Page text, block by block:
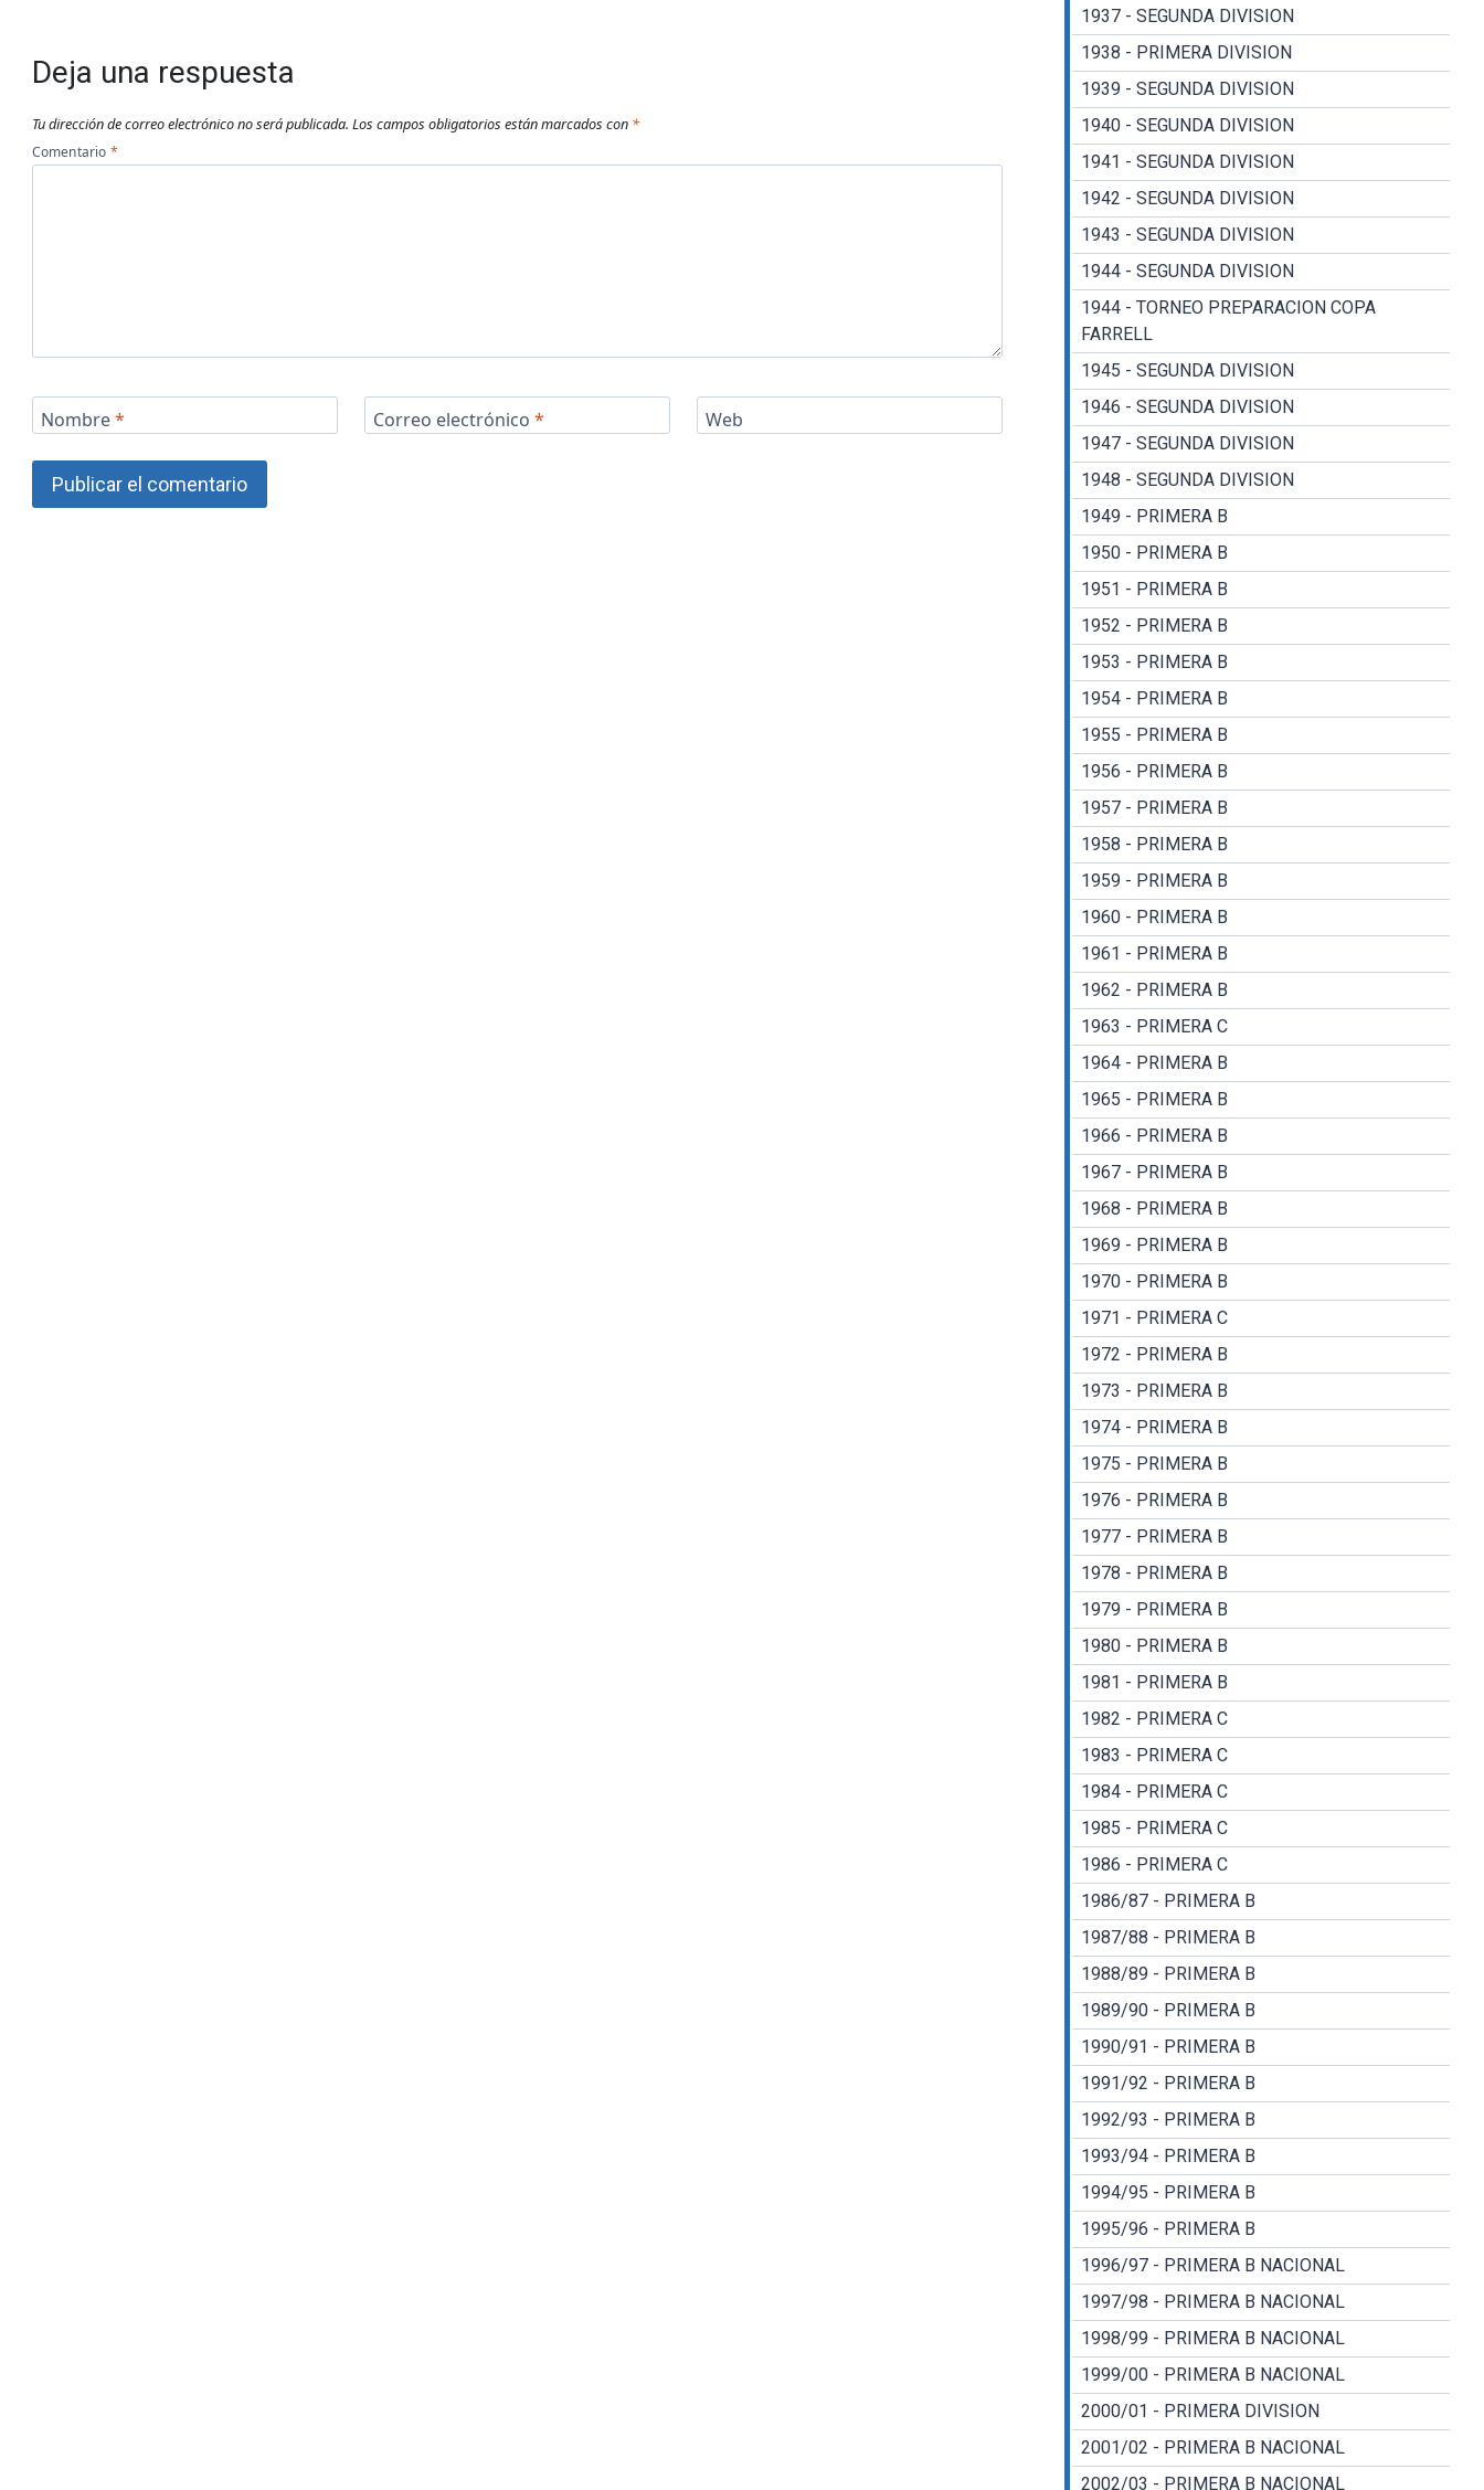
Deja una respuesta
Tu dirección de correo electrónico no será publicada. Los campos obligatorios están marcados con *
Comentario *
Nombre* Correo electrónico * Web
1937 - SEGUNDA DIVISION
1938 - PRIMERA DIVISION
1939 - SEGUNDA DIVISION
1940 - SEGUNDA DIVISION
1941 - SEGUNDA DIVISION
1942 - SEGUNDA DIVISION
1943 - SEGUNDA DIVISION
1944 - SEGUNDA DIVISION
1944 - TORNEO PREPARACION COPA
FARRELL
1945 - SEGUNDA DIVISION
1946 - SEGUNDA DIVISION
1947 - SEGUNDA DIVISION
1948 - SEGUNDA DIVISION
1949 - PRIMERA B
1950 - PRIMERA B
1951 - PRIMERA B
1952 - PRIMERA B
1953 - PRIMERA B
1954 - PRIMERA B
1955 - PRIMERA B
1956 - PRIMERA B
1957 - PRIMERA B
1958 - PRIMERA B
1959 - PRIMERA B
1960 - PRIMERA B
1961 - PRIMERA B
1962 - PRIMERA B
1963 - PRIMERA C
1964 - PRIMERA B
1965 - PRIMERA B
1966 - PRIMERA B
1967 - PRIMERA B
1968 - PRIMERA B
1969 - PRIMERA B
1970 - PRIMERA B
1971 - PRIMERA C
1972 - PRIMERA B
1973 - PRIMERA B
1974 - PRIMERA B
1975 - PRIMERA B
1976 - PRIMERA B
1977 - PRIMERA B
1978 - PRIMERA B
1979 - PRIMERA B
1980 - PRIMERA B
1981 - PRIMERA B
1982 - PRIMERA C
1983 - PRIMERA C
1984 - PRIMERA C
1985 - PRIMERA C
1986 - PRIMERA C
1986/87 - PRIMERA B
1987/88 - PRIMERA B
1988/89 - PRIMERA B
1989/90 - PRIMERA B
1990/91 - PRIMERA B
1991/92 - PRIMERA B
1992/93 - PRIMERA B
1993/94 - PRIMERA B
1994/95 - PRIMERA B
1995/96 - PRIMERA B
1996/97 - PRIMERA B NACIONAL
1997/98 - PRIMERA B NACIONAL
1998/99 - PRIMERA B NACIONAL
1999/00 - PRIMERA B NACIONAL
2000/01 - PRIMERA DIVISION
2001/02 - PRIMERA B NACIONAL
2002/03 - PRIMERA B NACIONAL